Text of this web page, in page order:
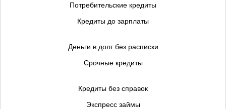
Потребительские кредиты
Кредиты до зарплаты
Деньги в долг без расписки
Срочные кредиты
Кредиты без справок
Экспресс займы